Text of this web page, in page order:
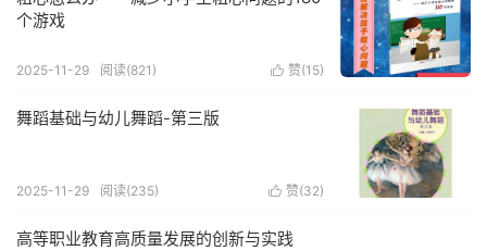
个游戏
 赞(15)
2025-11-29 阅读(821)
舞蹈基础与幼儿舞蹈-第三版
 赞(32)
2025-11-29 阅读(235)
高等职业教育高质量发展的创新与实践